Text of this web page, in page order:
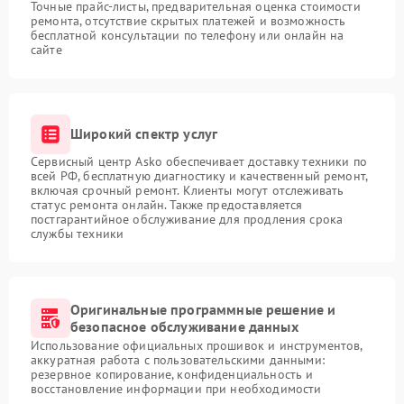
Точные прайс-листы, предварительная оценка стоимости
ремонта, отсутствие скрытых платежей и возможность
бесплатной консультации по телефону или онлайн на
сайте
Широкий спектр услуг
Сервисный центр Asko обеспечивает доставку техники по
всей РФ, бесплатную диагностику и качественный ремонт,
включая срочный ремонт. Клиенты могут отслеживать
статус ремонта онлайн. Также предоставляется
постгарантийное обслуживание для продления срока
службы техники
Оригинальные программные решение и
безопасное обслуживание данных
Использование официальных прошивок и инструментов,
аккуратная работа с пользовательскими данными:
резервное копирование, конфиденциальность и
восстановление информации при необходимости